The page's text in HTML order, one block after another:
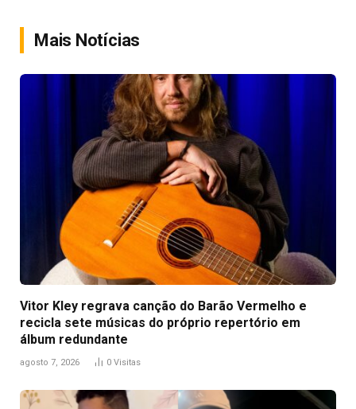
Mais Notícias
Vitor Kley regrava canção do Barão Vermelho e
recicla sete músicas do próprio repertório em
álbum redundante
agosto 7, 2026 0 Visitas